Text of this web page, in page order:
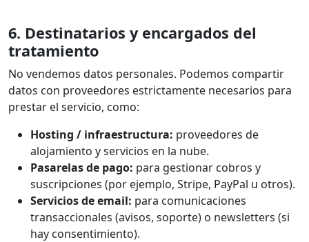
6. Destinatarios y encargados del
tratamiento
No vendemos datos personales. Podemos compartir
datos con proveedores estrictamente necesarios para
prestar el servicio, como:
Hosting / infraestructura: proveedores de
alojamiento y servicios en la nube.
Pasarelas de pago: para gestionar cobros y
suscripciones (por ejemplo, Stripe, PayPal u otros).
Servicios de email: para comunicaciones
transaccionales (avisos, soporte) o newsletters (si
hay consentimiento).